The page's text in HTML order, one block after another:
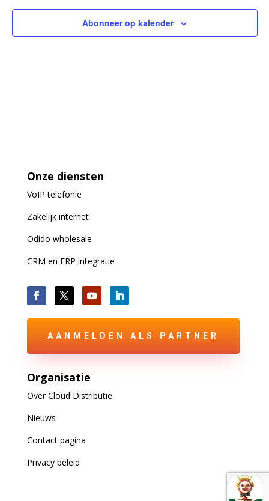
Abonneer op kalender
Onze diensten
VoIPtelefonie
Zakelijk internet
Odido wholesale
CRM en ERP integratie
AANMELDEN ALS PARTNER
Organisatie
Over Cloud Distributie
Nieuws
Contact pagina
Privacy beleid